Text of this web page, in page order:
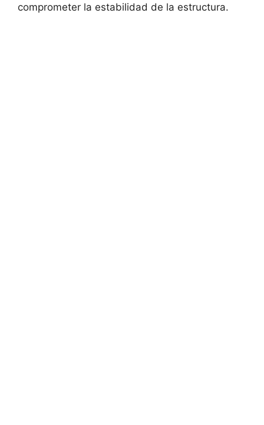
comprometer la estabilidad de la estructura.